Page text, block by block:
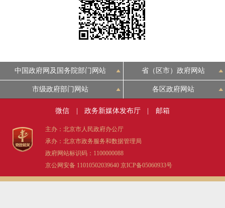
便民服务 利企服务 投资项目
中介服务 阳光政务
政民互动
12345网上接诉即办 我要咨询
中国政府网及国务院部门网站 省（区市）政府网站
市级政府部门网站 各区政府网站
微信 政务新媒体发布厅 邮箱
主办：北京市人民政府办公厅
承办：北京市政务服务和数据管理局
政府网站标识码：1100000088
京公网安备 11010502039640 京ICP备05060933号